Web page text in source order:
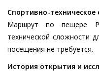
Спортивно-техническое
Маршрут по пещере
технической сложности
посещения не требуется.
История открытия и